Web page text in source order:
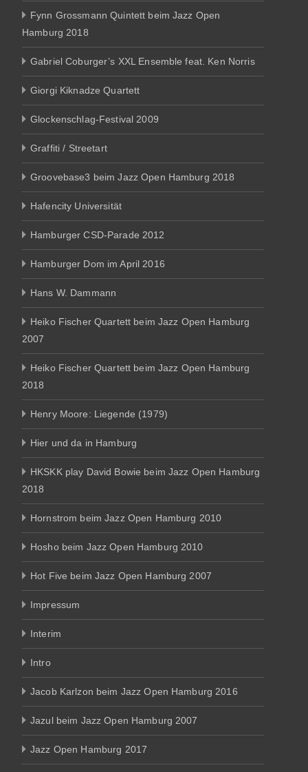
Fynn Grossmann Quintett beim Jazz Open
Hamburg 2018
Gabriel Coburger’s XXL Ensemble feat. Ken Norris
Giorgi Kiknadze Quartett
Glockenschlag-Festival 2009
Graffiti / Streetart
Groovebase3 beim Jazz Open Hamburg 2018
Hafencity Universität
Hamburger CSD-Parade 2012
Hamburger Dom im April 2016
Hans W. Dammann
Heiko Fischer Quartett beim Jazz Open Hamburg
2007
Heiko Fischer Quartett beim Jazz Open Hamburg
2018
Henry Moore: Liegende (1979)
Hier und da in Hamburg
HKSKK play David Bowie beim Jazz Open Hamburg
2018
Hornstrom beim Jazz Open Hamburg 2010
Hosho beim Jazz Open Hamburg 2010
Hot Five beim Jazz Open Hamburg 2007
Impressum
Interim
Intro
Jacob Karlzon beim Jazz Open Hamburg 2016
Jazul beim Jazz Open Hamburg 2007
Jazz Open Hamburg 2017